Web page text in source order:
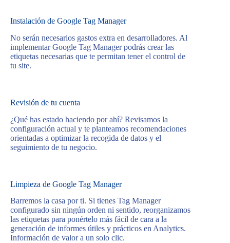
Instalación de Google Tag Manager
No serán necesarios gastos extra en desarrolladores. Al
implementar Google Tag Manager podrás crear las
etiquetas necesarias que te permitan tener el control de
tu site.
Revisión de tu cuenta
¿Qué has estado haciendo por ahí? Revisamos la
configuración actual y te planteamos recomendaciones
orientadas a optimizar la recogida de datos y el
seguimiento de tu negocio.
Limpieza de Google Tag Manager
Barremos la casa por ti. Si tienes Tag Manager
configurado sin ningún orden ni sentido, reorganizamos
las etiquetas para ponértelo más fácil de cara a la
generación de informes útiles y prácticos en Analytics.
Información de valor a un solo clic.